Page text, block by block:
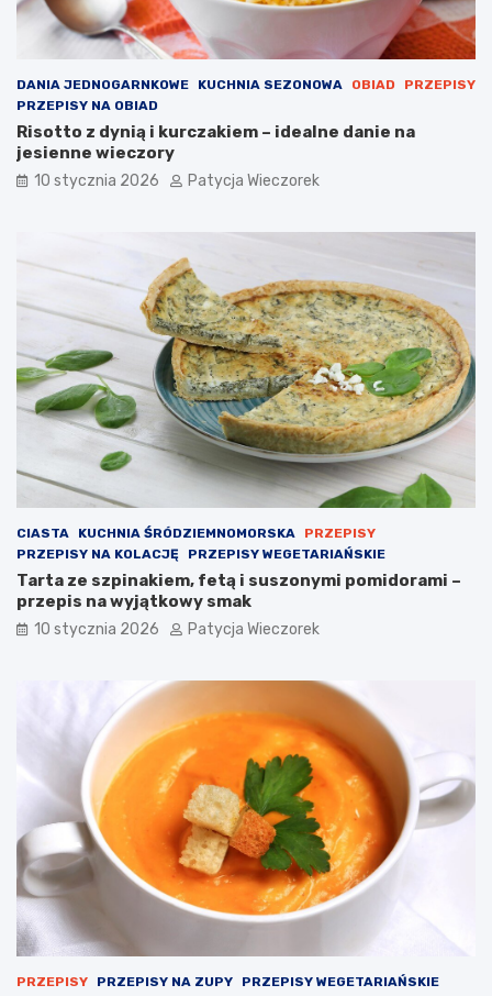
DANIA JEDNOGARNKOWE KUCHNIA SEZONOWA OBIAD
PRZEPISY
PRZEPISY NA OBIAD
Risotto z dynią i kurczakiem – idealne danie na
jesienne wieczory
10 stycznia 2026 Patycja Wieczorek
CIASTA KUCHNIA ŚRÓDZIEMNOMORSKA
PRZEPISY
PRZEPISY NA KOLACJĘ
PRZEPISY WEGETARIAŃSKIE
Tarta ze szpinakiem, fetą i suszonymi pomidorami –
przepis na wyjątkowy smak
10 stycznia 2026 Patycja Wieczorek
PRZEPISY PRZEPISY NA ZUPY
PRZEPISY WEGETARIAŃSKIE